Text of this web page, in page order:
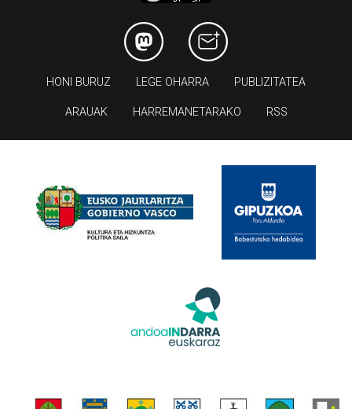
HONI BURUZ LEGE OHARRA PUBLIZITATEA
ARAUAK HARREMANETARAKO RSS